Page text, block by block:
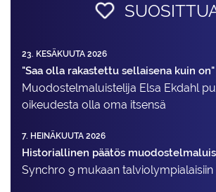
23. KESÄKUUTA 2026
"Saa olla rakastettu sellaisena kuin on"
Muodostelma­luistelija Elsa Ekdahl
oikeudesta olla oma itsensä
7. HEINÄKUUTA 2026
Historiallinen päätös
Synchro 9 mukaan talviolympialaisiin